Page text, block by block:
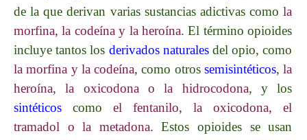
de la que derivan varias sustancias adictivas comola
morfina, la codeína y la heroína. El término opioides
incluye tantos los derivados naturalesdel opio, como
la morfina y la codeína, como otros semisintéticos,la
heroína, la oxicodona o la hidrocodona, y los
sintéticos comoel fentanilo, la oxicodona, el
tramadol o la metadona. Estos opioides se usan